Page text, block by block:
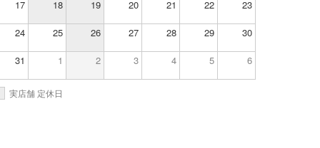
17 18 19 20 21 22 23
24 25 26 27 28 29 30
31 1 2 3 4 5 6
実店舗 定休日